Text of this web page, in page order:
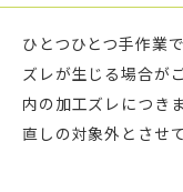
ひとつひとつ手作業
ズレが生じる場合が
内の加工ズレにつき
直しの対象外とさせ